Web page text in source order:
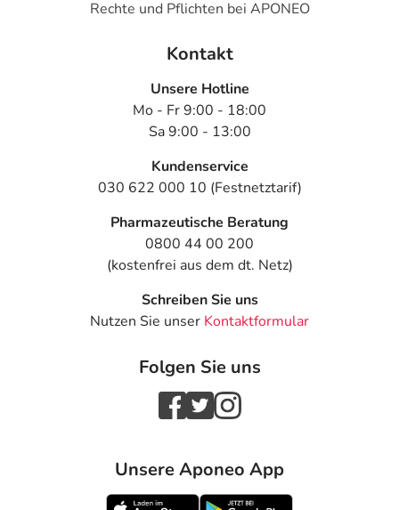
Rechte und Pflichten bei APONEO
Kontakt
Unsere Hotline
Mo - Fr 9:00 - 18:00
Sa 9:00 - 13:00
Kundenservice
030 622 000 10 (Festnetztarif)
Pharmazeutische Beratung
0800 44 00 200
(kostenfrei aus dem dt. Netz)
Schreiben Sie uns
Nutzen Sie unser Kontaktformular
Folgen Sie uns
Unsere Aponeo App